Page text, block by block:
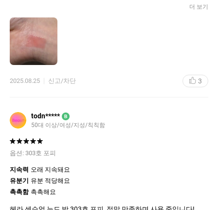
생길 것 같았는데 여러 후기들처럼 조금 마르면 끈적이는 느낌은 사
한 무디를 선택했는데 립수정용으로도 잘 쓰고 있다. 매트립을 덧바
르기엔 컬러가 뜰것 같을 때 무디를 바르면 전체적으로 컬러를 자연
스럽게 입혀준다. 주름 부각도 거의 없고, 특히 주름 많은 타입은 이
런 제형이 유분은 전체적으로 있는데 컬러가 주름에 끼는? 현상을
많이 겪어서 기피하게 되는데 그런 현상이 없고 고르게 잘 발림! 마
말 자연스러운 혈색처럼 컬러가 올라간다. 대신 연하기 때문에 입술
더 보기
2025.08.25 신고/차단 3
todn***** B
50대 이상/여성/지성/칙칙함
옵션: 303호 포피
지속력 오래 지속돼요
유분기
유분 적당해요
촉촉함 촉촉해요